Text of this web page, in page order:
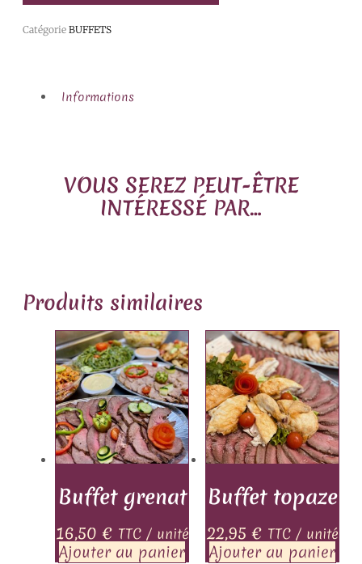
Catégorie BUFFETS
Informations
VOUS SEREZ PEUT-ÊTRE
INTÉRESSÉ PAR…
Produits similaires
Buffet grenat
16,50€ TTC / unité
Ajouter au panier
Buffet topaze
22,95€ TTC / unité
Ajouter au panier